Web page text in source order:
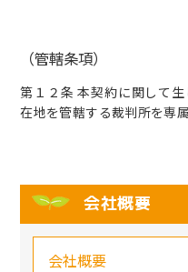
（管轄条項）
第１２条 本契約に関して
在地を管轄する裁判所を専
会社概要
会社概要